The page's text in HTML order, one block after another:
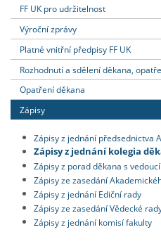
FF UK pro udržitelnost
Výroční zprávy
Platné vnitřní předpisy FF UK
Rozhodnutí a sdělení děkana,
Opatření děkana
Zápisy
Zápisy z jednání předsednictva
Zápisy z jednání kolegia
Zápisy z porad děkana s
Zápisy ze zasedání
Zápisy z jednání Ediční rady
Zápisy ze zasedání Vědecké
Zápisy z jednání komisí fakulty